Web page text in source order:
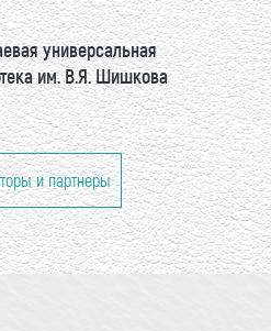
универсальная
им. В.Я. Шишкова
и партнеры